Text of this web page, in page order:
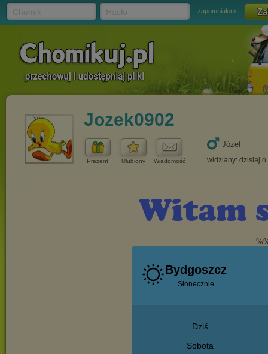
zapomniałem
Jozek0902
Prezent Ulubiony Wiadomość
Józef
widziany: dzisiaj o